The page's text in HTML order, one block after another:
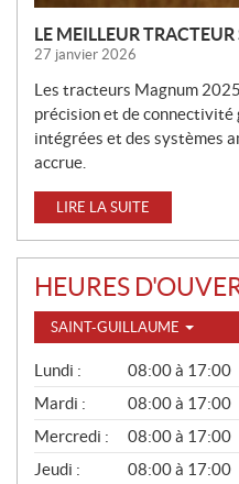
E
S
LE MEILLEUR TRACTEUR
27 janvier 2026
Les tracteurs Magnum
précision et de connectivité
intégrées et des systèmes
accrue.
LIRE LA SUITE
HEURES
SAINT-GUILLAUME
G
É
N
É
R
A
L
Lundi :
08:00 à 17:00
Mardi :
08:00 à 17:00
Mercredi :
08:00 à 17:00
Jeudi :
08:00 à 17:00